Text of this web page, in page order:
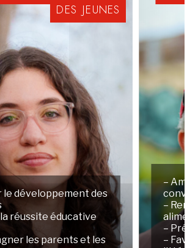
DES JEUNES
le développement des
réussite éducative
les parents et les
–
–
–
–